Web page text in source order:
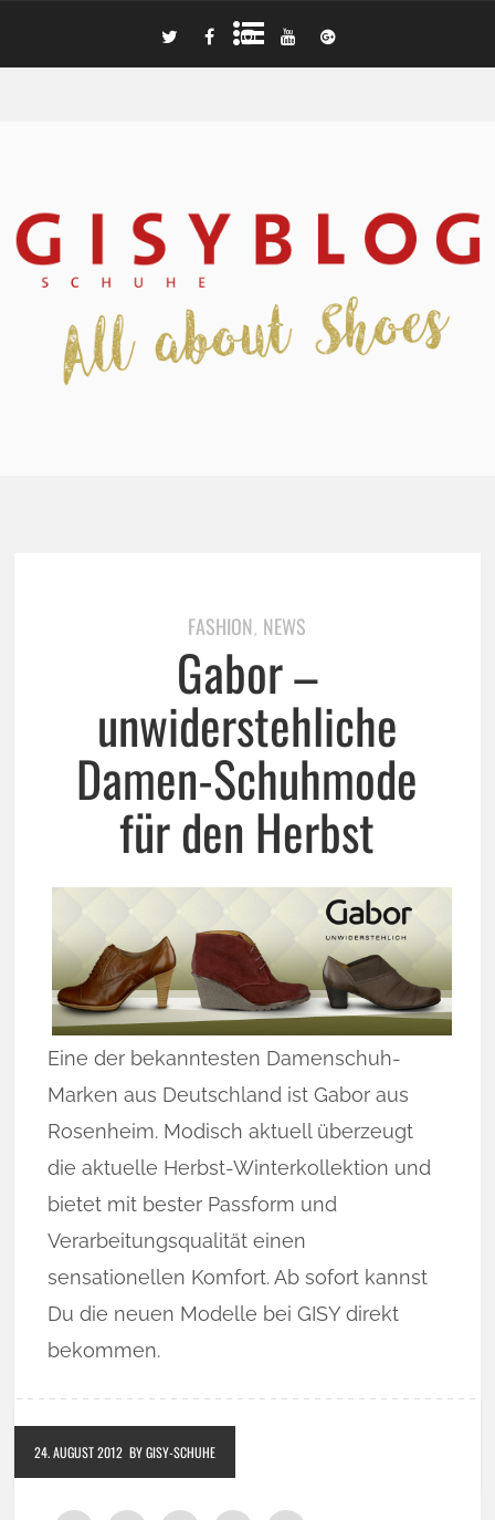
FASHION, NEWS
Gabor –
unwiderstehliche
Damen-Schuhmode
für den Herbst
Eine der bekanntesten Damenschuh-
Marken aus Deutschland ist Gabor aus
Rosenheim. Modisch aktuell überzeugt
die aktuelle Herbst-Winterkollektion und
bietet mit bester Passform und
Verarbeitungsqualität einen
sensationellen Komfort. Ab sofort kannst
Du die neuen Modelle bei GISY direkt
bekommen.
24. AUGUST 2012 BY GISY-SCHUHE